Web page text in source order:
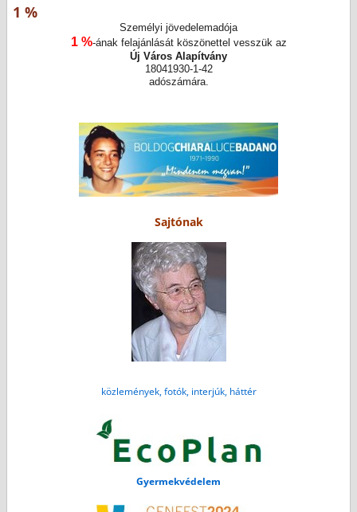
1 %
Személyi jövedelemadója
1 %-ának felajánlását köszönettel vesszük az
Új Város Alapítvány
18041930-1-42
adószámára.
Sajtónak
közlemények, fotók, interjúk, háttér
Gyermekvédelem